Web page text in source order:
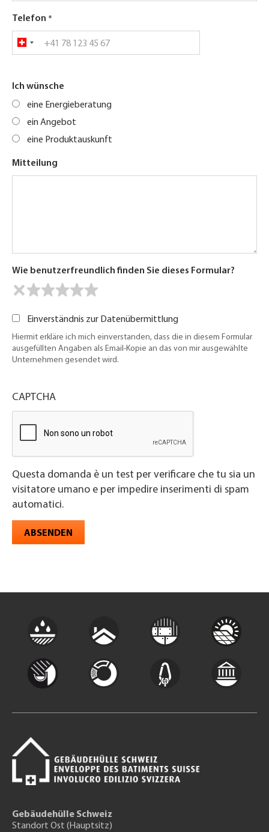
Telefon
Ich wünsche
eine Energieberatung
ein Angebot
eine Produktauskunft
Mitteilung
Wie benutzerfreundlich finden Sie dieses Formular?
Einverständnis zur Datenübermittlung
Hiermit erkläre ich mich einverstanden, dass die in diesem Formular
ausgefüllten Angaben als Email-Kopie an das von mir ausgewählte
Unternehmen gesendet wird.
CAPTCHA
Questa domanda è un test per verificare che tu sia un
visitatore umano e per impedire inserimenti di spam
automatici.
ABSENDEN
Gebäudehülle Schweiz
Standort Ost (Hauptsitz)